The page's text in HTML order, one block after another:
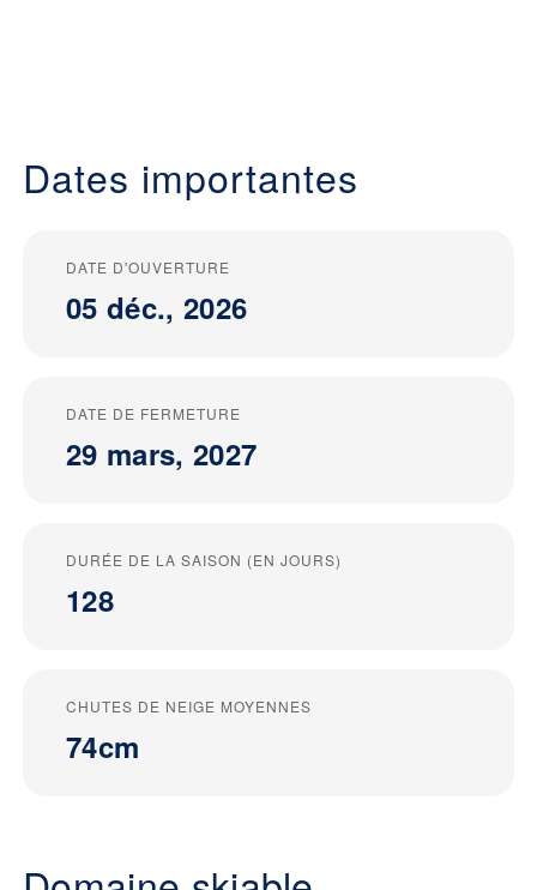
Dates importantes
DATE D'OUVERTURE
05 déc., 2026
DATE DE FERMETURE
29 mars, 2027
DURÉE DE LA SAISON (EN JOURS)
128
CHUTES DE NEIGE MOYENNES
74cm